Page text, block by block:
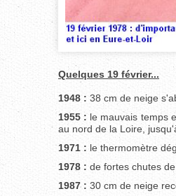
Quelques 19 février...
1948 : 38 cm de neige
1955 : le mauvais temps
au nord de la Loire,
1971 : le thermomètre
1978 : de fortes chutes
1987 : 30 cm de neige